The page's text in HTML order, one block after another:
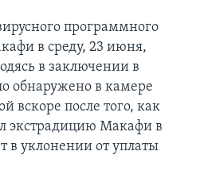
программного
в среду, 23 июня,
в заключении в
обнаружено в камере
вскоре после того, как
экстрадицию Макафи в
в уклонении от уплаты